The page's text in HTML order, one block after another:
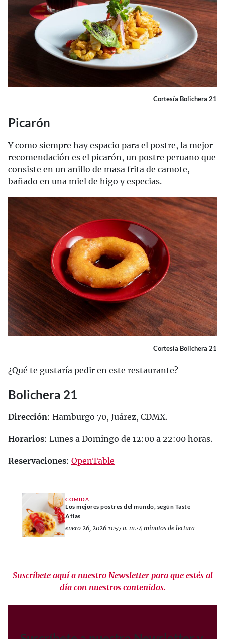
Cortesía Bolichera 21
Picarón
Y como siempre hay espacio para el postre, la mejor
recomendación es el picarón, un postre peruano que
consiste en un anillo de masa frita de camote,
bañado en una miel de higo y especias.
Cortesía Bolichera 21
¿Qué te gustaría pedir en este restaurante?
Bolichera 21
Dirección: Hamburgo 70, Juárez, CDMX.
Horarios: Lunes a Domingo de 12:00 a 22:00 horas.
Reservaciones: OpenTable
COMIDA
Los mejores postres del mundo, según Taste
Atlas
enero 26, 2026 11:57 a. m.•4 minutos de lectura
Suscríbete aquí a nuestro Newsletter para que estés al
día con nuestros contenidos.